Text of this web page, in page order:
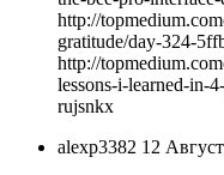
http://
gratitude/day-324-
http://
lessons-i-learned-in-
rujsnkx
alexp3382 12